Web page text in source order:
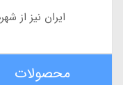
ایران نیز از
محصولات